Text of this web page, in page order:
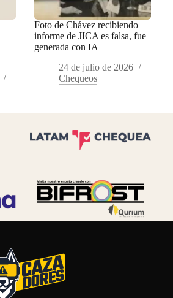
Foto de Chávez recibiendo
informe de JICA es falsa, fue
generada con IA
24 de julio de 2026
Chequeos